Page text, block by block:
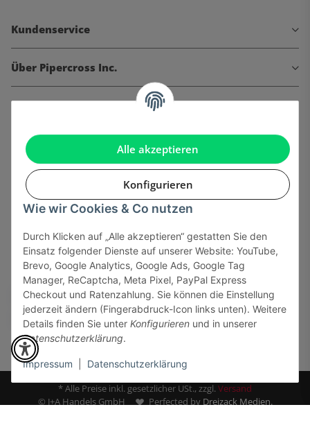
Alle akzeptieren
Konfigurieren
Wie wir Cookies & Co nutzen
Durch Klicken auf „Alle akzeptieren“ gestatten Sie den
Einsatz folgender Dienste auf unserer Website: YouTube,
Brevo, Google Analytics, Google Ads, Google Tag
Manager, ReCaptcha, Meta Pixel, PayPal Express
Checkout und Ratenzahlung. Sie können die Einstellung
jederzeit ändern (Fingerabdruck-Icon links unten). Weitere
Details finden Sie unter Konfigurieren und in unserer
Datenschutzerklärung.
Impressum Datenschutzerklärung
Kundenservice
Über Pipercross Inc.
Informationen
Gesetzliche Informationen
Sicher bezahlen via:
* Alle Preise inkl. gesetzlicher USt., zzgl.Versand
© J+A Handels GmbH
Perfected by Dreizack Medien.